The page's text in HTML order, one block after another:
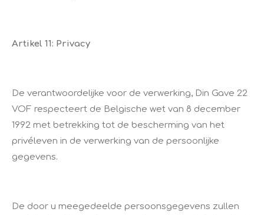
Artikel 11: Privacy
De verantwoordelijke voor de verwerking, Din Gave 22
VOF respecteert de Belgische wet van 8 december
1992 met betrekking tot de bescherming van het
privéleven in de verwerking van de persoonlijke
gegevens.
De door u meegedeelde persoonsgegevens zullen